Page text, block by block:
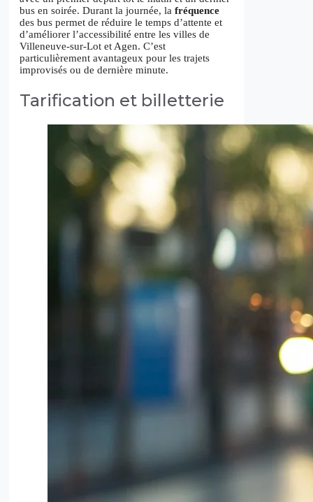
bus en soirée. Durant la journée, la fréquence
des bus permet de réduire le temps d’attente et
d’améliorer l’accessibilité entre les villes de
Villeneuve-sur-Lot et Agen. C’est
particulièrement avantageux pour les trajets
improvisés ou de dernière minute.
Tarification et billetterie